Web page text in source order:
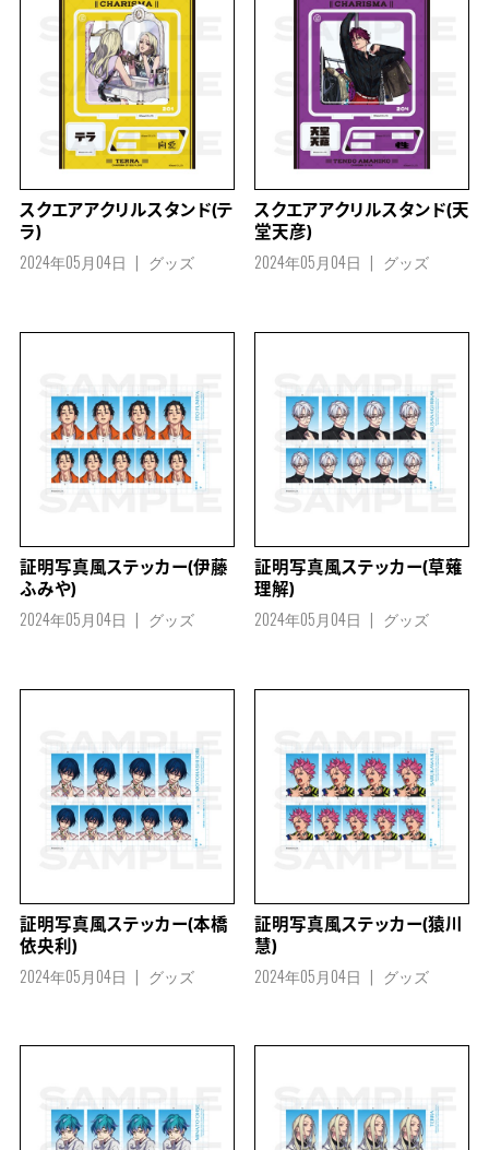
スクエアアクリルスタンド(テ
ラ)
2024年05月04日 グッズ
スクエアアクリルスタンド(天
堂天彦)
2024年05月04日 グッズ
証明写真風ステッカー(伊藤
ふみや)
2024年05月04日 グッズ
証明写真風ステッカー(草薙
理解)
2024年05月04日 グッズ
証明写真風ステッカー(本橋
依央利)
2024年05月04日 グッズ
証明写真風ステッカー(猿川
慧)
2024年05月04日 グッズ